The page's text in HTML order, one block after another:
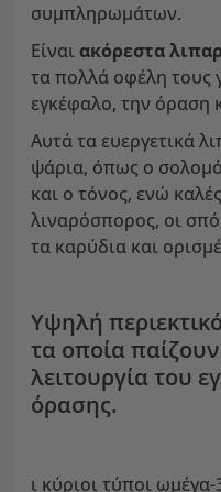
συμπληρωμάτων.
Είναι ακόρεστα
τα πολλά οφέλη τους
εγκέφαλο, την όραση
Αυτά τα ευεργετικά
ψάρια, όπως ο
και ο τόνος, ενώ
λιναρόσπορος, οι
τα καρύδια και
Υψηλή
τα οποία
λειτουργία του
όρασης.
ι κύριοι τύποι